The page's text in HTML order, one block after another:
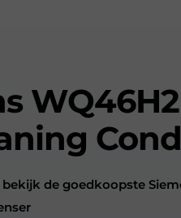
de goedkoopste